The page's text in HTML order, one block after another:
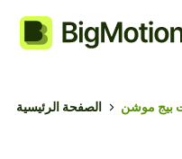
الصفحة الرئيسية بيج موشن